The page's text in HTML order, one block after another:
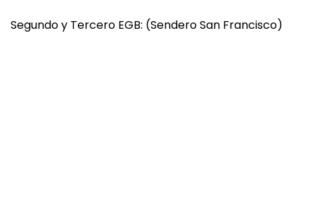
Segundo y Tercero EGB: (Sendero San Francisco)